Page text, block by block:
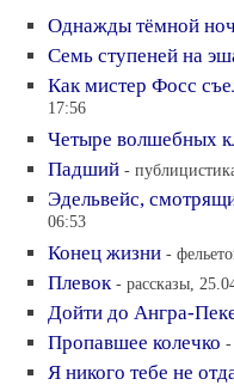
Однажды тёмной
Семь ступеней на
Как мистер Фосс
17:56
Четыре волшебных
Падший -
Эдельвейс,
06:53
Конец жизни -
Плевок - рассказы,
Дойти до Ангра-
Пропавшее колечко -
Я никого тебе не